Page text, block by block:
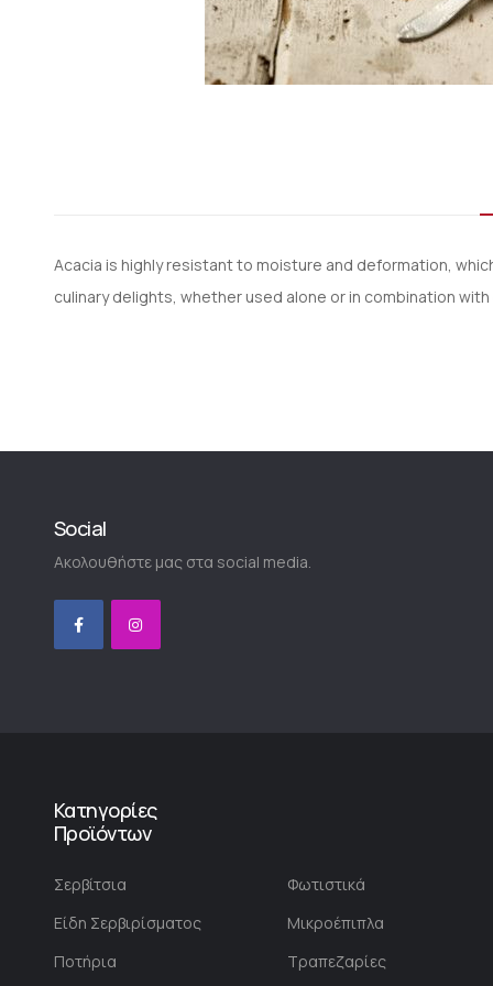
Acacia is highly resistant to moisture and deformation,
culinary delights, whether used alone or in combination
Social
Ακολουθήστε μας στα social media.
Κατηγορίες
Προϊόντων
Σερβίτσια
Είδη Σερβιρίσματος
Ποτήρια
Φωτιστικά
Μικροέπιπλα
Τραπεζαρίες